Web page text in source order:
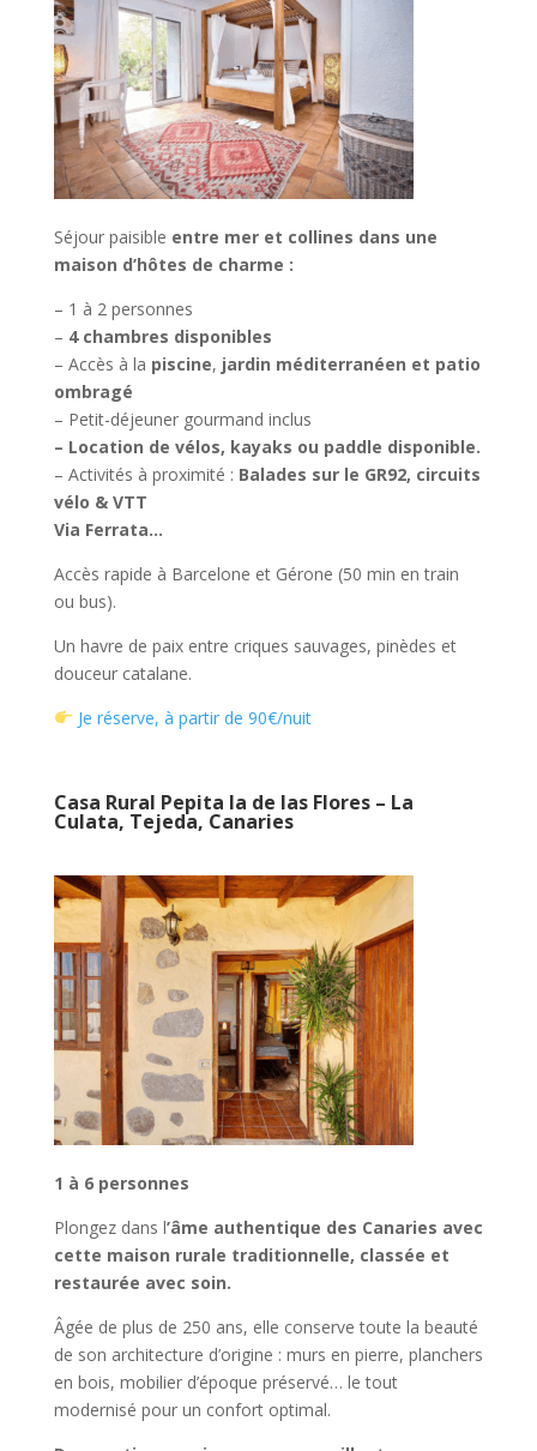
Séjour paisible entre mer et collines dans une
maison d’hôtes de charme :
– 1 à 2 personnes
– 4 chambres disponibles
– Accès à la piscine, jardin méditerranéen et patio
ombragé
– Petit-déjeuner gourmand inclus
– Location de vélos, kayaks ou paddle disponible.
– Activités à proximité : Balades sur le GR92, circuits
vélo & VTT
Via Ferrata…
Accès rapide à Barcelone et Gérone (50 min en train
ou bus).
Un havre de paix entre criques sauvages, pinèdes et
douceur catalane.
Je réserve, à partir de 90€/nuit
Casa Rural Pepita la de las Flores – La
Culata, Tejeda, Canaries
1 à 6 personnes
Plongez dans l’âme authentique des Canaries avec
cette maison rurale traditionnelle, classée et
restaurée avec soin.
Âgée de plus de 250 ans, elle conserve toute la beauté
de son architecture d’origine : murs en pierre, planchers
en bois, mobilier d’époque préservé… le tout
modernisé pour un confort optimal.